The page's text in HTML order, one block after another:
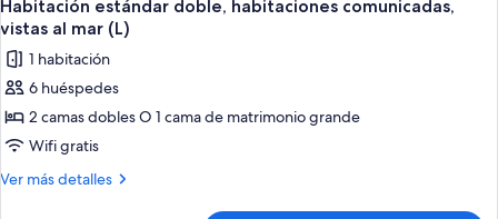
mar
CA)
todas
las
fotos
de
Habitación
estándar
doble,
Habitación estándar doble, habitaciones comunicadas,
vistas al mar (L)
1 habitación
6 huéspedes
2 camas dobles O 1 cama de matrimonio grande
Wifi gratis
Ver más detalles
Más